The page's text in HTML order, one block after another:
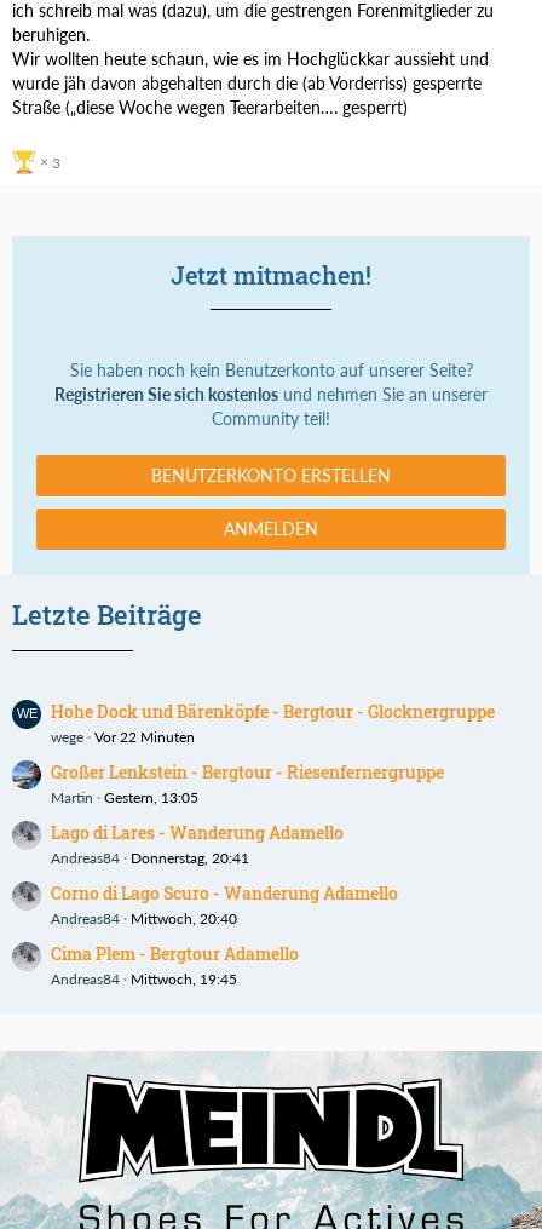
ich schreib mal was (dazu), um die gestrengen Forenmitglieder zu
beruhigen.
Wir wollten heute schaun, wie es im Hochglückkar aussieht und
wurde jäh davon abgehalten durch die (ab Vorderriss) gesperrte
Straße („diese Woche wegen Teerarbeiten…. gesperrt)
3
Jetzt mitmachen!
Sie haben noch kein Benutzerkonto auf unserer Seite?
Registrieren Sie sich kostenlos und nehmen Sie an unserer
Community teil!
BENUTZERKONTO ERSTELLEN
ANMELDEN
Letzte Beiträge
Hohe Dock und Bärenköpfe - Bergtour - Glocknergruppe
wege Vor 22 Minuten
Großer Lenkstein - Bergtour - Riesenfernergruppe
Martin Gestern, 13:05
Lago di Lares - Wanderung Adamello
Andreas84 Donnerstag, 20:41
Corno di Lago Scuro - Wanderung Adamello
Andreas84 Mittwoch, 20:40
Cima Plem - Bergtour Adamello
Andreas84 Mittwoch, 19:45